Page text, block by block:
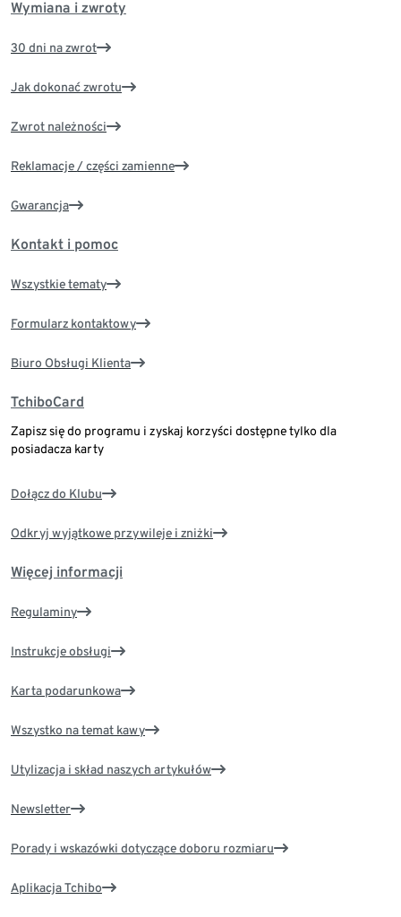
Wymiana i zwroty
30 dni na zwrot
Jak dokonać zwrotu
Zwrot należności
Reklamacje / części zamienne
Gwarancja
Kontakt i pomoc
Wszystkie tematy
Formularz kontaktowy
Biuro Obsługi Klienta
TchiboCard
Zapisz się do programu i zyskaj korzyści dostępne tylko dla
posiadacza karty
Dołącz do Klubu
Odkryj wyjątkowe przywileje i zniżki
Więcej informacji
Regulaminy
Instrukcje obsługi
Karta podarunkowa
Wszystko na temat kawy
Utylizacja i skład naszych artykułów
Newsletter
Porady i wskazówki dotyczące doboru rozmiaru
Aplikacja Tchibo